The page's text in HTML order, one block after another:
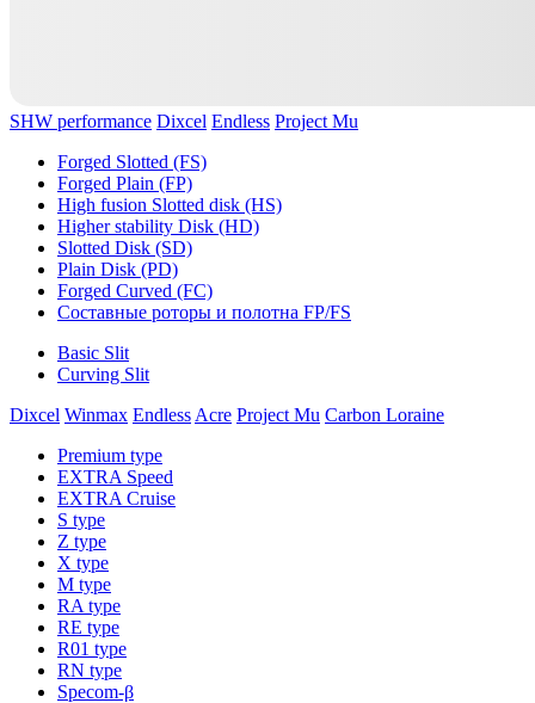
SHW performance Dixcel Endless Project Mu
Forged Slotted (FS)
Forged Plain (FP)
High fusion Slotted disk (HS)
Higher stability Disk (HD)
Slotted Disk (SD)
Plain Disk (PD)
Forged Curved (FC)
Составные роторы и полотна FP/FS
Basic Slit
Curving Slit
Dixcel Winmax Endless Acre Project Mu Carbon Loraine
Premium type
EXTRA Speed
EXTRA Cruise
S type
Z type
X type
M type
RA type
RE type
R01 type
RN type
Specom-β